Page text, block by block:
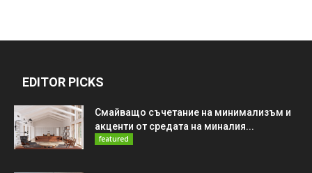
EDITOR PICKS
Смайващо съчетание на минимализъм и
акценти от средата на миналия...
featured